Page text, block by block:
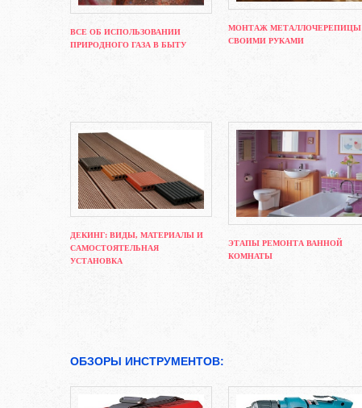
ВСЕ ОБ ИСПОЛЬЗОВАНИИ
ПРИРОДНОГО ГАЗА В БЫТУ
МОНТАЖ МЕТАЛЛОЧЕРЕПИЦЫ
СВОИМИ РУКАМИ
ДЕКИНГ: ВИДЫ, МАТЕРИАЛЫ И
САМОСТОЯТЕЛЬНАЯ
УСТАНОВКА
ЭТАПЫ РЕМОНТА ВАННОЙ
КОМНАТЫ
ОБЗОРЫ ИНСТРУМЕНТОВ: